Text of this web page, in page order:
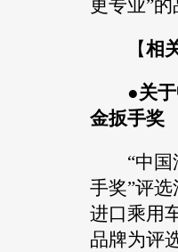
更专业”
【相
●关
金扳手奖
“中国
手奖”评
进口乘用
品牌为评